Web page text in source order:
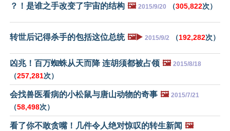
？！是谁之手改变了宇宙的结构 🖼️ 2015/9/20 （305,822次）
转世后记得杀手的包括这位总统 🖼️▶️ 2015/9/2 （192,282次）
凶兆！百万蜘蛛从天而降 连胡须都被占领 🖼️ 2015/8/18
（257,281次）
会找兽医看病的小松鼠与唐山动物的奇事 🖼️ 2015/7/21
（58,498次）
看了你不敢贪嘴！几件令人绝对惊叹的转生新闻 🖼️